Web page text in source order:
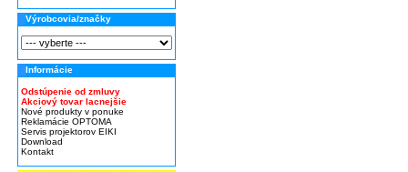
Výrobcovia/značky
Informácie
Odstúpenie od zmluvy
Akciový tovar lacnejšie
Nové produkty v ponuke
Reklamácie OPTOMA
Servis projektorov EIKI
Download
Kontakt